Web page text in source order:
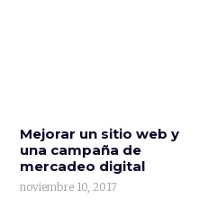
Mejorar un sitio web y
una campaña de
mercadeo digital
noviembre 10, 2017